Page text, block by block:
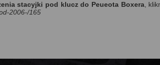
stacyjki pod klucz do Peueota Boxera,
2006-/165